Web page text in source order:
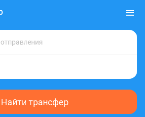
Найти трансфер